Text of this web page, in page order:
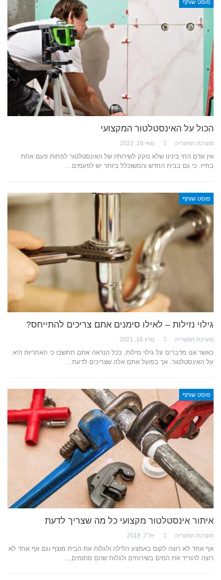
פוסט שותף
הכול על האינסטלטור המקצועי
מערכת הפטריה מאי 16, 2022
אין אדם החי בינינו שלא נזקק לשירותיו של האינסטלטור לפחות פעם אחת
בחייו. כי גם בבית החדש והמשוכלל ביותר יש לפעמים…
פוסט שותף
גילוי נזילות – לאילו סימנים אתם צריכים להתייחס?
מערכת הפטריה מרץ 16, 2021
כאשר אנו מדברים על גילוי נזילות, ככל הנראה אתם תחשבו כי האחריות היא
על האינסטלטור. אך בפועל אתם אלה שצריכים לדעת…
פוסט שותף
איתור אינסטלטור מקצועי כל מה שצריך לדעת
מערכת הפטריה יול 7, 2019
אף אחד לא רוצה לקום באמצע הלילה ולגלות את הבית מוצף וגם אף אחד לא
רוצה להוריד את המים בשירותים ולגלות שהם סתומים,…